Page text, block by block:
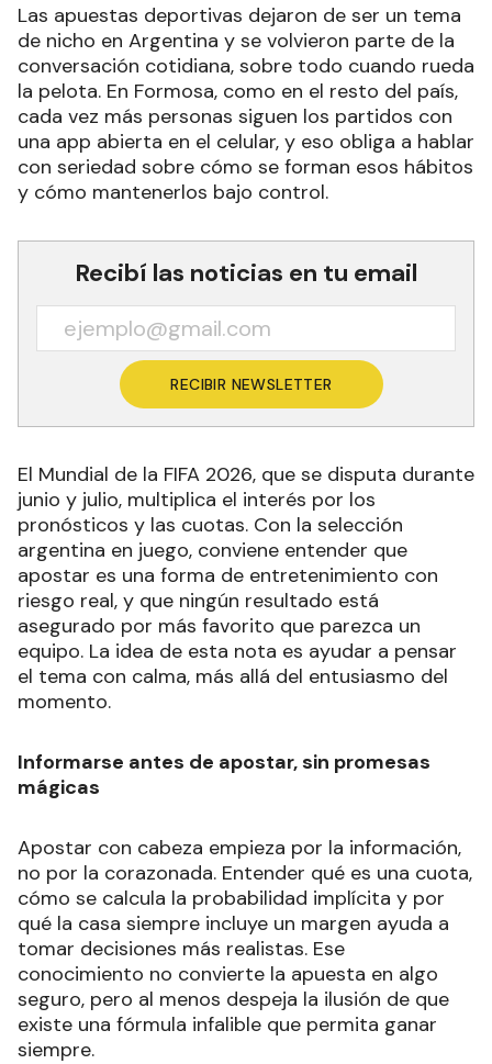
Las apuestas deportivas dejaron de ser un tema
de nicho en Argentina y se volvieron parte de la
conversación cotidiana, sobre todo cuando rueda
la pelota. En Formosa, como en el resto del país,
cada vez más personas siguen los partidos con
una app abierta en el celular, y eso obliga a hablar
con seriedad sobre cómo se forman esos hábitos
y cómo mantenerlos bajo control.
Recibí las noticias en tu email
RECIBIR NEWSLETTER
El Mundial de la FIFA 2026, que se disputa durante
junio y julio, multiplica el interés por los
pronósticos y las cuotas. Con la selección
argentina en juego, conviene entender que
apostar es una forma de entretenimiento con
riesgo real, y que ningún resultado está
asegurado por más favorito que parezca un
equipo. La idea de esta nota es ayudar a pensar
el tema con calma, más allá del entusiasmo del
momento.
Informarse antes de apostar, sin promesas
mágicas
Apostar con cabeza empieza por la información,
no por la corazonada. Entender qué es una cuota,
cómo se calcula la probabilidad implícita y por
qué la casa siempre incluye un margen ayuda a
tomar decisiones más realistas. Ese
conocimiento no convierte la apuesta en algo
seguro, pero al menos despeja la ilusión de que
existe una fórmula infalible que permita ganar
siempre.